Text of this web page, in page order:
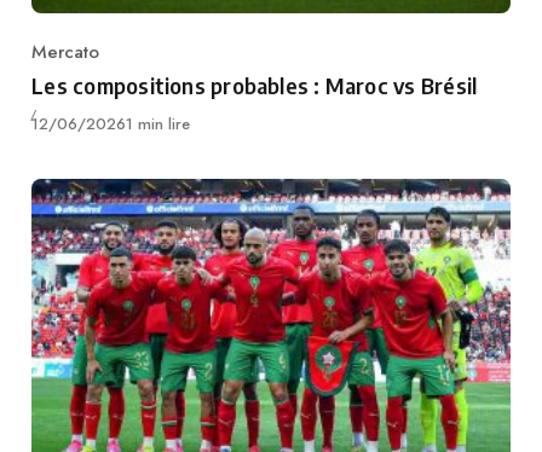
Category
Mercato
Les compositions probables : Maroc vs Brésil
Publié
12/06/20261 min lire